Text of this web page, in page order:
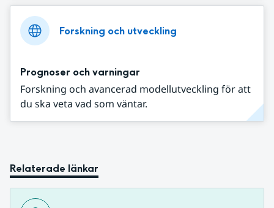
Forskning och utveckling
Prognoser och varningar
Forskning och avancerad modellutveckling för att
du ska veta vad som väntar.
Relaterade länkar